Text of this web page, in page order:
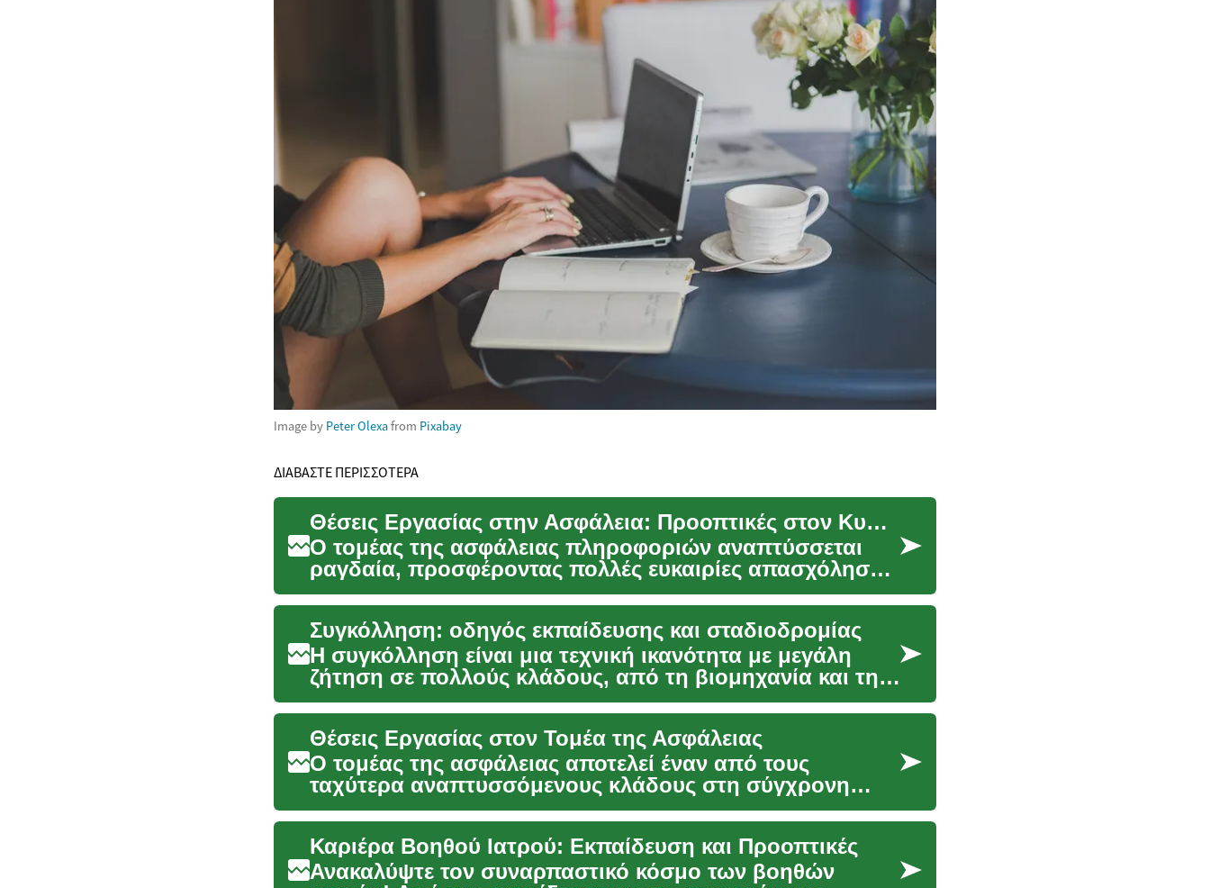
Image by Peter Olexafrom Pixabay
ΔΙΑΒΑΣΤΕ ΠΕΡΙΣΣΟΤΕΡΑ
Θέσεις Εργασίας στην Ασφάλεια: Προοπτικές στον Κυβερνοχώρο
Ο τομέας της ασφάλειας πληροφοριών αναπτύσσεται
ραγδαία, προσφέροντας πολλές ευκαιρίες απασχόλησης.
Καθώς οι ψηφιακές...
Συγκόλληση: οδηγός εκπαίδευσης και σταδιοδρομίας
Η συγκόλληση είναι μια τεχνική ικανότητα με μεγάλη
ζήτηση σε πολλούς κλάδους, από τη βιομηχανία και την
κατασκευή μέχ...
Θέσεις Εργασίας στον Τομέα της Ασφάλειας
Ο τομέας της ασφάλειας αποτελεί έναν από τους
ταχύτερα αναπτυσσόμενους κλάδους στη σύγχρονη
αγορά εργασίας. Με την αυ...
Καριέρα Βοηθού Ιατρού: Εκπαίδευση και Προοπτικές
Ανακαλύψτε τον συναρπαστικό κόσμο των βοηθών